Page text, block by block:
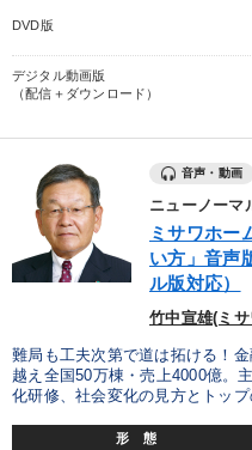
DVD版
デジタル動画版
（配信＋ダウンロード）
音声・動画
ニューノーマ
ミサワホー
い方」音声
ル版対応）
竹中宣雄(ミ
難局も工夫次第で道は拓ける！
越え全国50万棟・売上4000億。
化研修、社会変化の見方とトッ
形 態